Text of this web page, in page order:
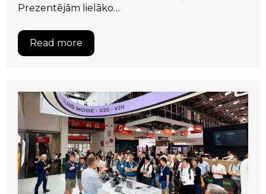
Prezentējām lielāko…
Read more